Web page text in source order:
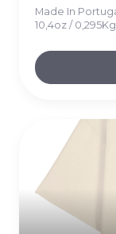
Made In
10,4oz /